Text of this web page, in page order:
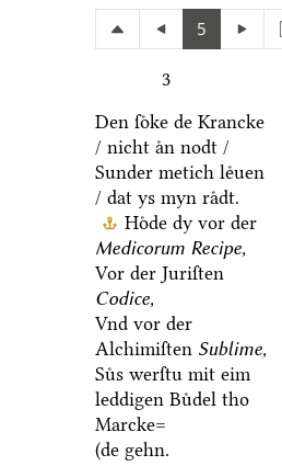
5
3
Den ſoͤke de Krancke
/ nicht aͤn nodt /
Sunder metich leͤuen
/ dat ys myn raͤdt.
Hoͤde dy vor der
Medicorum Recipe,
Vor der Juriſten
Codice,
Vnd vor der
Alchimiſten Sublime,
Suͤs werſtu mit eim
leddigen Buͤdel tho
Marcke=
(de gehn.